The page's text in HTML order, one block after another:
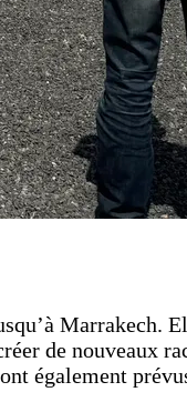
Marrakech.
de nouveaux
également